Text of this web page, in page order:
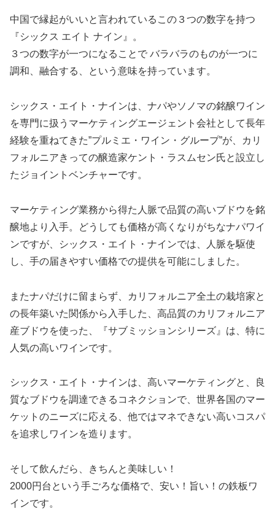
中国で縁起がいいと言われているこの３つの数字を持つ
『シックス エイト ナイン』。
３つの数字が一つになることで バラバラのものが一つに
調和、融合する、という意味を持っています。
シックス・エイト・ナインは、ナパやソノマの銘醸ワイン
を専門に扱うマーケティングエージェント会社として長年
経験を重ねてきた”プルミエ・ワイン・グループ”が、カリ
フォルニアきっての醸造家ケント・ラスムセン氏と設立し
たジョイントベンチャーです。
マーケティング業務から得た人脈で品質の高いブドウを銘
醸地より入手。どうしても価格が高くなりがちなナパワイ
ンですが、シックス・エイト・ナインでは、人脈を駆使
し、手の届きやすい価格での提供を可能にしました。
またナパだけに留まらず、カリフォルニア全土の栽培家と
の長年築いた関係から入手した、高品質のカリフォルニア
産ブドウを使った、『サブミッションシリーズ』は、特に
人気の高いワインです。
シックス・エイト・ナインは、高いマーケティングと、良
質なブドウを調達できるコネクションで、世界各国のマー
ケットのニーズに応える、他ではマネできない高いコスパ
を追求しワインを造ります。
そして飲んだら、きちんと美味しい！
2000円台という手ごろな価格で、安い！旨い！の鉄板ワ
インです。